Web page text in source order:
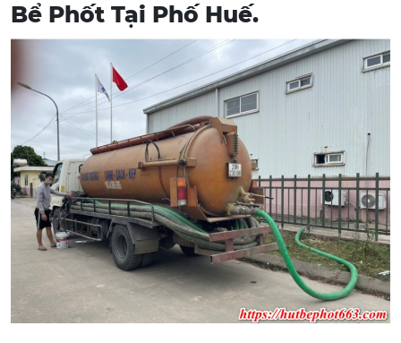
Bể Phốt Tại Phố Huế.